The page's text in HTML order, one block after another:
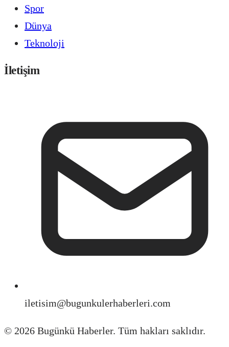
Spor
Dünya
Teknoloji
İletişim
iletisim@bugunkulerhaberleri.com
© 2026 Bugünkü Haberler. Tüm hakları saklıdır.